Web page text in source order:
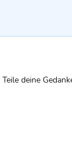
deine